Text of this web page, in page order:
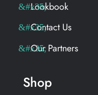
Lookbook
Contact Us
Our Partners
Shop